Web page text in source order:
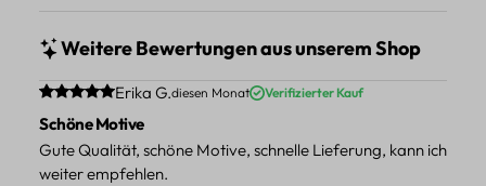
Weitere Bewertungen aus unserem Shop
Durchschnittliche Bewertung von 5 von 5 Sternen
Erika G.diesen Monat Verifizierter Kauf
Schöne Motive
Gute Qualität, schöne Motive, schnelle Lieferung, kann ich
weiter empfehlen.